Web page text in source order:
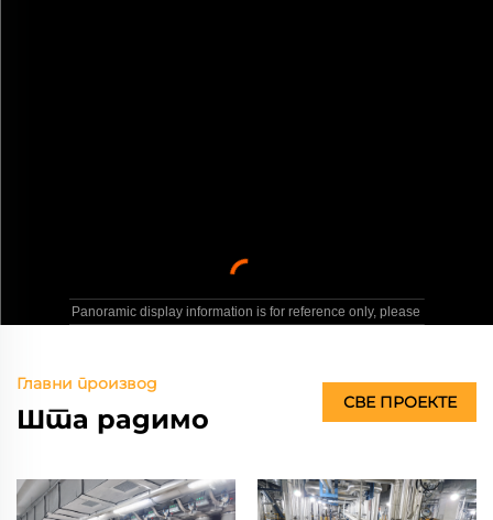
Главни производ
Шта радимо
СВЕ ПРОЕКТЕ